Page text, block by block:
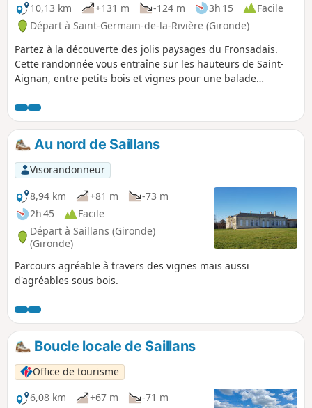
10,13 km
+131 m -124 m 3h 15
Facile
Départ à Saint-Germain-de-la-Rivière (Gironde)
Partez à la découverte des jolis paysages du Fronsadais.
Cette randonnée vous entraîne sur les hauteurs de Saint-
Aignan, entre petits bois et vignes pour une balade
Au nord de Saillans
Visorandonneur
8,94 km
+81 m
-73 m
2h 45
Facile
Départ à Saillans (Gironde)
(Gironde)
Parcours agréable à travers des vignes mais aussi
d'agréables sous bois.
Boucle locale de Saillans
Office de tourisme
6,08 km
+67 m
-71 m